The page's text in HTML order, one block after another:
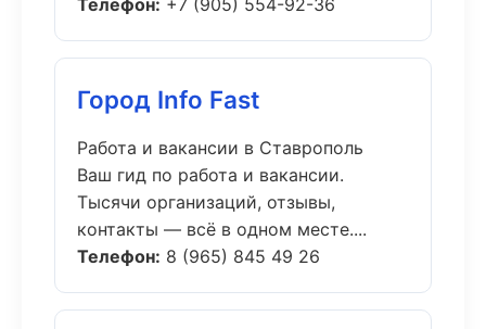
Телефон: +7 (905) 554-92-36
Город Info Fast
Работа и вакансии в Ставрополь
Ваш гид по работа и вакансии.
Тысячи организаций, отзывы,
контакты — всё в одном месте....
Телефон: 8 (965) 845 49 26